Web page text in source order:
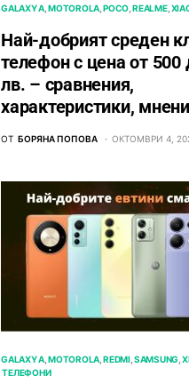
GALAXY A MOTOROLA POCO REALME
Най-добрият среден
телефон с цена от 500
лв. – сравнения,
характеристики,
ОТ БОРЯНА ПОПОВА ОКТОМВРИ 4,
GALAXY A MOTOROLA REDMI SAMSUNG
ТЕЛЕФОНИ